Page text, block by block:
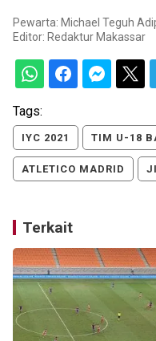
Pewarta: Michael Teguh
Editor: Redaktur Makassar
Tags:
IYC 2021 TIM U-18
ATLETICO MADRID
Terkait